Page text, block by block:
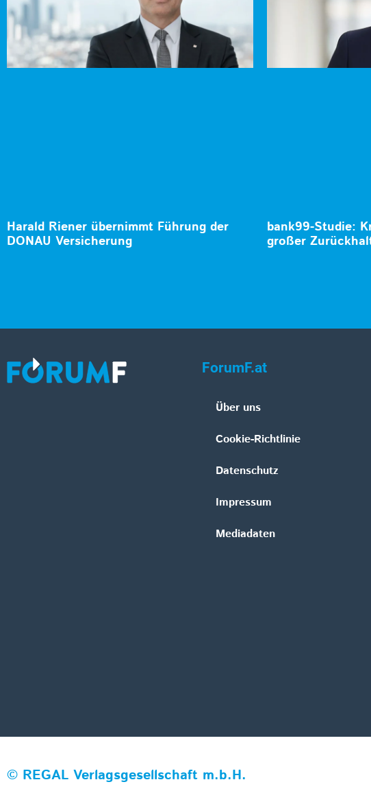
Harald Riener übernimmt Führung der
DONAU Versicherung
bank99-Studie:
großer
ForumF.at
Über uns
Cookie-Richtlinie
Datenschutz
Impressum
Mediadaten
© REGAL Verlagsgesellschaft m.b.H.